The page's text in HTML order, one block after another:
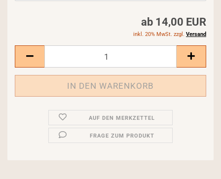
ab 14,00 EUR
inkl. 20% MwSt. zzgl. Versand
AUF DEN MERKZETTEL
FRAGE ZUM PRODUKT